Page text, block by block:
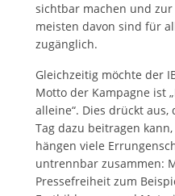
sichtbar machen und
meisten davon sind für
zugänglich.
Gleichzeitig möchte der
Motto der Kampagne ist
alleine“. Dies drückt
Tag dazu beitragen
hängen viele
untrennbar zusammen:
Pressefreiheit zum